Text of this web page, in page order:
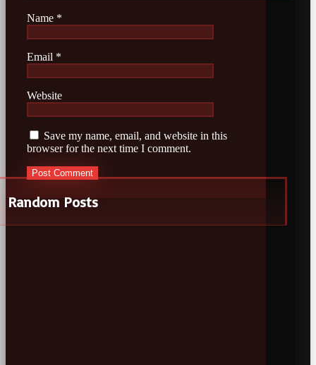
Name *
Email *
Website
Save my name, email, and website in this
browser for the next time I comment.
Random Posts